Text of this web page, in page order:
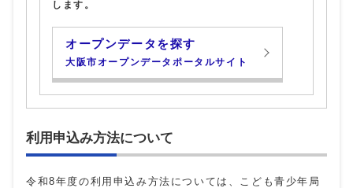
します。
オープンデータを探す
大阪市オープンデータポータルサイト
利用申込み方法について
令和8年度の利用申込み方法については、こども青少年局